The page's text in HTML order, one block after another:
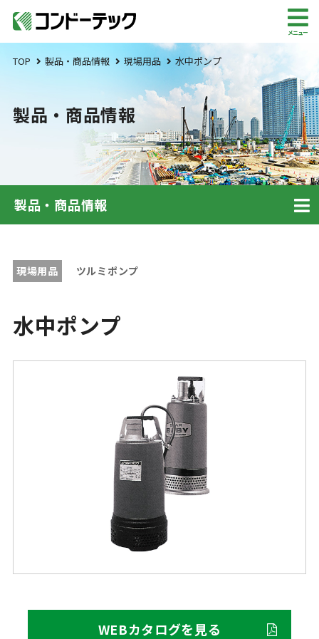
メニュー
TOP 製品・商品情報 現場用品 水中ポンプ
製品・商品情報
製品・商品情報
現場用品 ツルミポンプ
水中ポンプ
WEBカタログを見る